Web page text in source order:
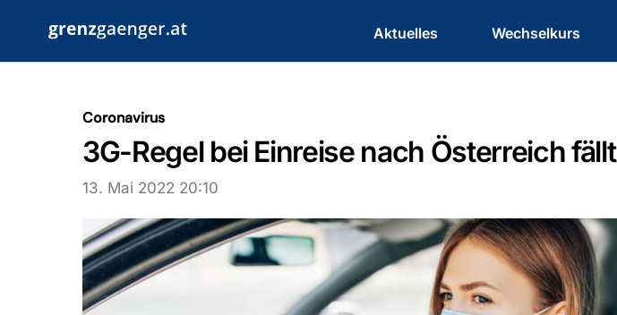
Aktuelles Wechselkurs
Coronavirus
3G-Regel bei Einreise nach Österreich fällt
13. Mai 2022 20:10